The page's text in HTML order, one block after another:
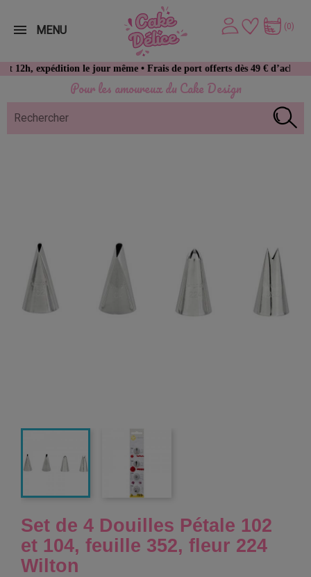
Pour les amoureux du Cake Design
expédition le jour même • Frais de port offerts dès 49 € d’achat
(0)
MENU
Set de 4 Douilles Pétale 102
et 104, feuille 352, fleur 224
Wilton